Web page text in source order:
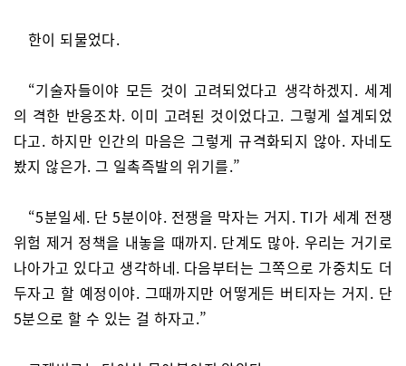
한이 되물었다.
“기술자들이야 모든 것이 고려되었다고 생각하겠지. 세계
의 격한 반응조차. 이미 고려된 것이었다고. 그렇게 설계되었
다고. 하지만 인간의 마음은 그렇게 규격화되지 않아. 자네도
봤지 않은가. 그 일촉즉발의 위기를.”
“5분일세. 단 5분이야. 전쟁을 막자는 거지. TI가 세계 전쟁
위험 제거 정책을 내놓을 때까지. 단계도 많아. 우리는 거기로
나아가고 있다고 생각하네. 다음부터는 그쪽으로 가중치도 더
두자고 할 예정이야. 그때까지만 어떻게든 버티자는 거지. 단
5분으로 할 수 있는 걸 하자고.”